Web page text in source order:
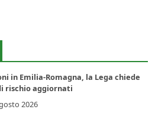
in Emilia-Romagna, la Lega chiede
rischio aggiornati
2026